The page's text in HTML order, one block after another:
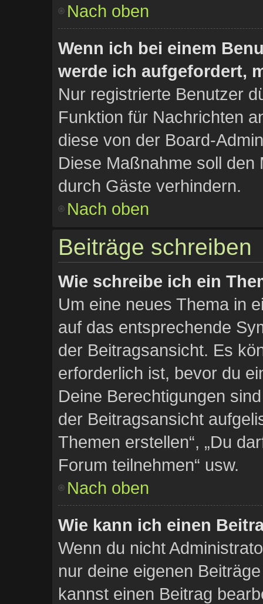
Nach oben
Wenn ich bei einem
werde ich aufgefordert,
Nur registrierte Benutzer
Funktion für Nachrichten
diese von der Board-
Diese Maßnahme soll
durch Gäste verhindern.
Nach oben
Beiträge schreiben
Wie schreibe ich ein
Um eine neues Thema in
auf das entsprechende
der Beitragsansicht. Es
erforderlich ist, bevor du
Deine Berechtigungen
der Beitragsansicht
Themen erstellen“, „Du
Forum teilnehmen“ usw.
Nach oben
Wie kann ich einen
Wenn du nicht
nur deine eigenen
kannst einen Beitrag